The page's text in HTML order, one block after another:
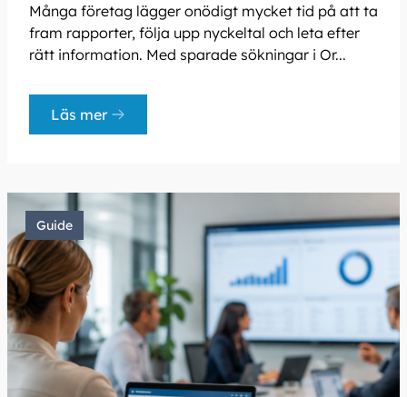
Många företag lägger onödigt mycket tid på att ta
fram rapporter, följa upp nyckeltal och leta efter
rätt information. Med sparade sökningar i Or...
Läs mer
Guide